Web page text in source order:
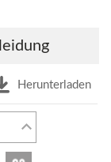
Herunterladen